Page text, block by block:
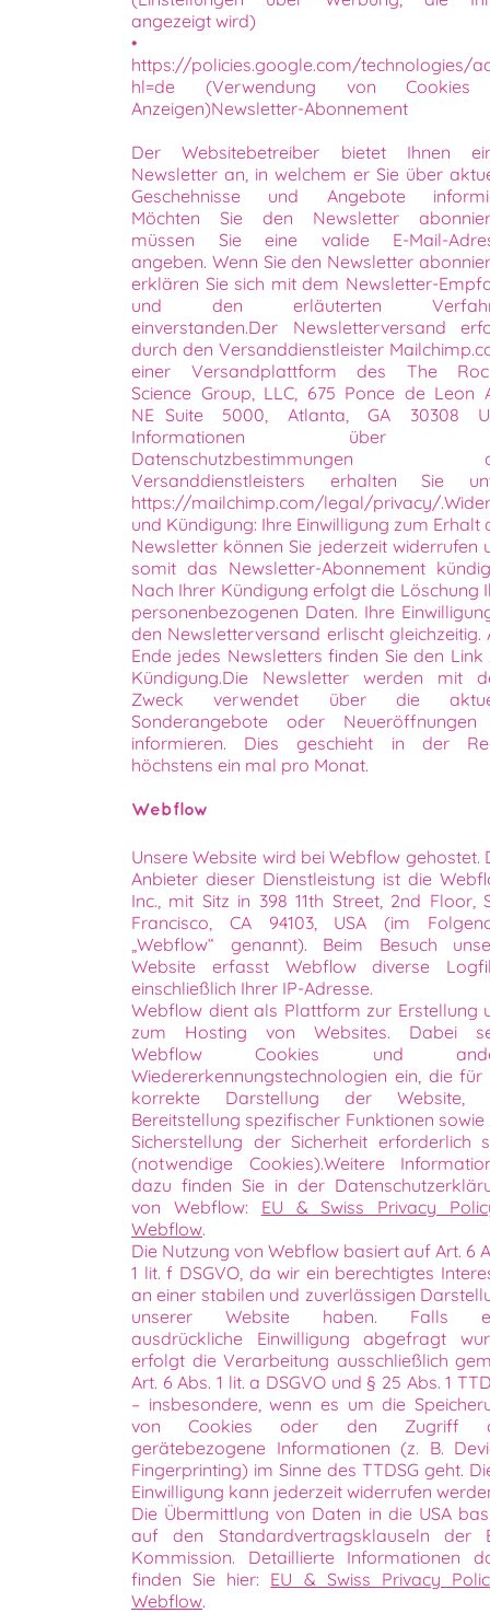
angezeigt wird)
•
https://policies.google.com/technologies/
hl=de (Verwendung von
Anzeigen)Newsletter-Abonnement
Der Websitebetreiber bietet Ihnen
Newsletter an, in welchem er Sie über
Geschehnisse und Angebote
Möchten Sie den Newsletter
müssen Sie eine valide E-Mail-
angeben. Wenn Sie den Newsletter
erklären Sie sich mit dem Newsletter-
und den erläuterten
einverstanden.Der Newsletterversand
durch den Versanddienstleister
einer Versandplattform des The
Science Group, LLC, 675 Ponce de Leon
NE Suite 5000, Atlanta, GA 30308
Informationen über
Datenschutzbestimmungen
Versanddienstleisters erhalten Sie
https://mailchimp.com/legal/privacy/
und Kündigung: Ihre Einwilligung zum Erhalt
Newsletter können Sie jederzeit widerrufen
somit das Newsletter-Abonnement
Nach Ihrer Kündigung erfolgt die Löschung
personenbezogenen Daten. Ihre
den Newsletterversand erlischt gleichzeitig.
Ende jedes Newsletters finden Sie den Link
Kündigung.Die Newsletter werden mit
Zweck verwendet über die
Sonderangebote oder
informieren. Dies geschieht in der
höchstens ein mal pro Monat.
Webflow
Unsere Website wird bei Webflow gehostet.
Anbieter dieser Dienstleistung ist die
Inc., mit Sitz in 398 11th Street, 2nd Floor,
Francisco, CA 94103, USA (im
„Webflow“ genannt). Beim Besuch
Website erfasst Webflow diverse
einschließlich Ihrer IP-Adresse.
Webflow dient als Plattform zur Erstellung
zum Hosting von Websites. Dabei
Webflow Cookies und
Wiedererkennungstechnologien ein, die für
korrekte Darstellung der Website,
Bereitstellung spezifischer Funktionen sowie
Sicherstellung der Sicherheit erforderlich
(notwendige Cookies).Weitere
dazu finden Sie in der
von Webflow: EU & Swiss Privacy
Webflow.
Die Nutzung von Webflow basiert auf Art. 6
1 lit. f DSGVO, da wir ein berechtigtes
an einer stabilen und zuverlässigen
unserer Website haben. Falls
ausdrückliche Einwilligung abgefragt
erfolgt die Verarbeitung ausschließlich
Art. 6 Abs. 1 lit. a DSGVO und § 25 Abs. 1
– insbesondere, wenn es um die
von Cookies oder den Zugriff
gerätebezogene Informationen (z. B.
Fingerprinting) im Sinne des TTDSG geht.
Einwilligung kann jederzeit widerrufen
Die Übermittlung von Daten in die USA
auf den Standardvertragsklauseln der
Kommission. Detaillierte Informationen
finden Sie hier: EU & Swiss Privacy
Webflow.